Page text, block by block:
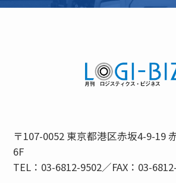
〒107-0052 東京都港区赤坂4-9-19
6F
TEL：03-6812-9502／FAX：03-